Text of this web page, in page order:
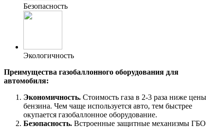
Безопасность
Экологичность
Преимущества газобаллонного оборудования для
автомобиля:
Экономичность. Стоимость газа в 2-3 раза ниже цены
бензина. Чем чаще используется авто, тем быстрее
окупается газобаллонное оборудование.
Безопасность. Встроенные защитные механизмы ГБО